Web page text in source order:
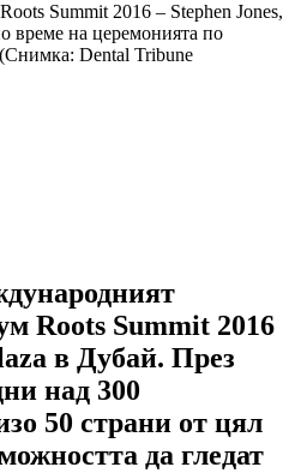
Summit 2016 – Stephen Jones,
време на церемонията по
Dental Tribune
Roots Summit 2016
в Дубай. През
над 300
50 страни от цял
да гледат